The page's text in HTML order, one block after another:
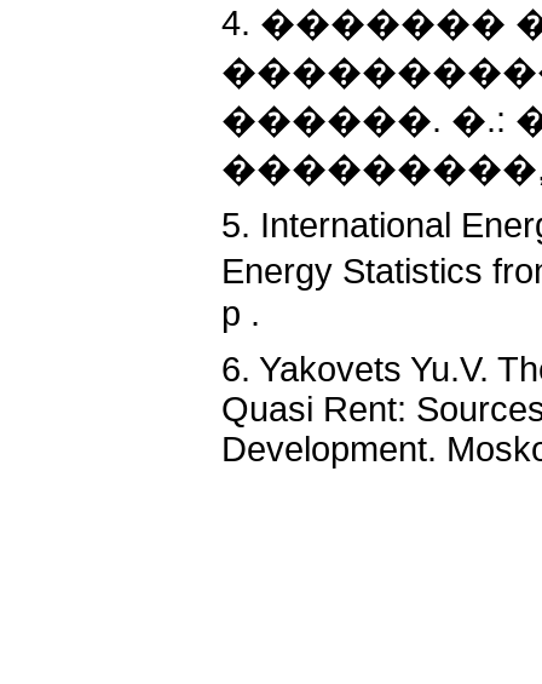
4. �������
������. �.:
���������,
5. International
Energy Statistics
p .
6. Yakovets Yu.V.
Quasi Rent:
Development.